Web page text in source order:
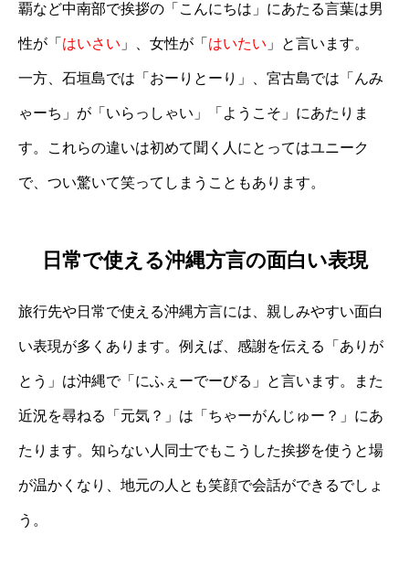
覇など中南部で挨拶の「こんにちは」にあたる言葉は男
性が「 はいさい 」、女性が「 はいたい 」と言います。
一方、石垣島では「おーりとーり」、宮古島では「んみ
ゃーち」が「いらっしゃい」「ようこそ」にあたりま
す。これらの違いは初めて聞く人にとってはユニーク
で、つい驚いて笑ってしまうこともあります。
日常で使える沖縄方言の面白い表現
旅行先や日常で使える沖縄方言には、親しみやすい面白
い表現が多くあります。例えば、感謝を伝える「ありが
とう」は沖縄で「にふぇーでーびる」と言います。また
近況を尋ねる「元気？」は「ちゃーがんじゅー？」にあ
たります。知らない人同士でもこうした挨拶を使うと場
が温かくなり、地元の人とも笑顔で会話ができるでしょ
う。